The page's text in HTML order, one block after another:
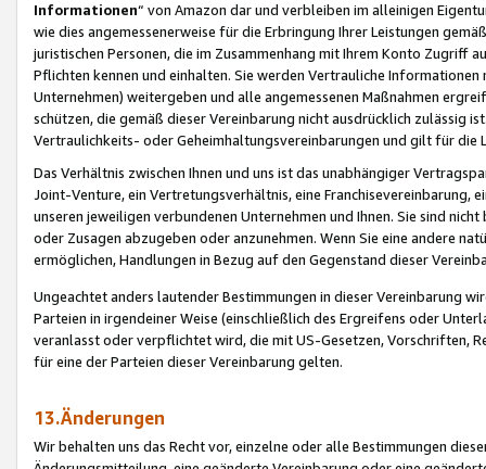
Informationen“ von Amazon dar und verbleiben im alleinigen
wie dies angemessenerweise für die Erbringung Ihrer Leistungen
juristischen Personen, die im Zusammenhang mit Ihrem Konto
Pflichten kennen und einhalten. Sie werden Vertrauliche
Unternehmen) weitergeben und alle angemessenen Maßnahmen
schützen, die gemäß dieser Vereinbarung nicht ausdrücklich zulässig
Vertraulichkeits- oder Geheimhaltungsvereinbarungen und gilt für die
Das Verhältnis zwischen Ihnen und uns ist das unabhängiger
Joint-Venture, ein Vertretungsverhältnis, eine Franchisevereinbarung,
unseren jeweiligen verbundenen Unternehmen und Ihnen. Sie sind
oder Zusagen abzugeben oder anzunehmen. Wenn Sie eine andere
ermöglichen, Handlungen in Bezug auf den Gegenstand dieser
Ungeachtet anders lautender Bestimmungen in dieser Vereinbarung
Parteien in irgendeiner Weise (einschließlich des Ergreifens oder
veranlasst oder verpflichtet wird, die mit US-Gesetzen, Vorschriften,
für eine der Parteien dieser Vereinbarung gelten.
13.Änderungen
Wir behalten uns das Recht vor, einzelne oder alle Bestimmungen